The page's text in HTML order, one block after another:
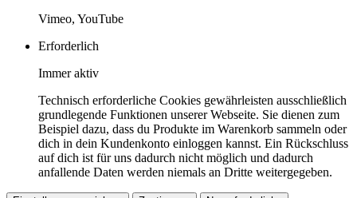
Vimeo, YouTube
Erforderlich
Immer aktiv
Technisch erforderliche Cookies gewährleisten ausschließlich
grundlegende Funktionen unserer Webseite. Sie dienen zum
Beispiel dazu, dass du Produkte im Warenkorb sammeln oder
dich in dein Kundenkonto einloggen kannst. Ein Rückschluss
auf dich ist für uns dadurch nicht möglich und dadurch
anfallende Daten werden niemals an Dritte weitergegeben.